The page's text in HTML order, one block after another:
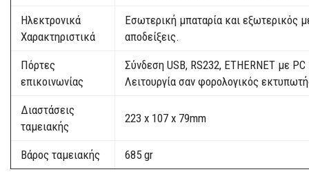
Ηλεκτρονικά
Χαρακτηριστικά
Εσωτερική μπαταρία και εξωτερικός
αποδείξεις.
Πόρτες
επικοινωνίας
Σύνδεση USB, RS232, ETHERNET με
Λειτουργία σαν φορολογικός
Διαστάσεις
ταμειακής
223 x 107 x 79mm
Βάρος ταμειακής 685 gr